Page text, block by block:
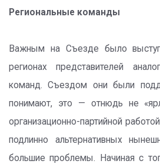
Региональные команды
Важным на Съезде было
регионах представителей
команд. Съездом они были
понимают, это — отнюдь не
организационно-партийной
подлинно альтернативных
большие проблемы. Начиная с